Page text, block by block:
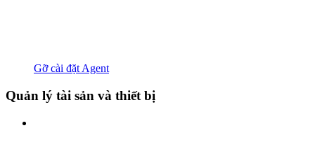
Gỡ cài đặt Agent
Quản lý tài sản và thiết bị